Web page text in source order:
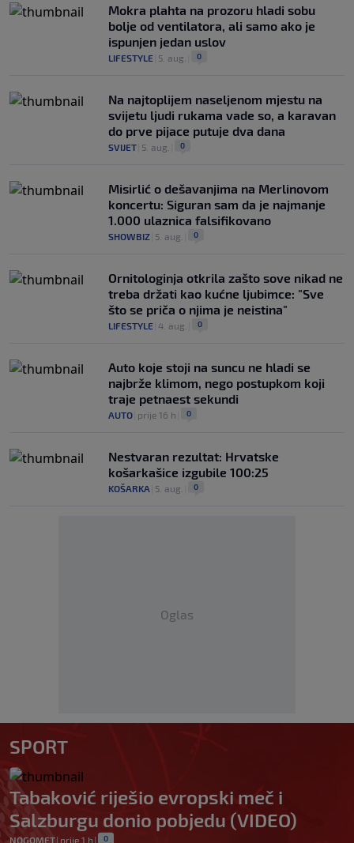
Mokra plahta na prozoru hladi sobu
bolje od ventilatora, ali samo ako je
ispunjen jedan uslov
LIFESTYLE 5. aug. 0
Na najtoplijem naseljenom mjestu na
svijetu ljudi rukama vade so, a karavan
do prve pijace putuje dva dana
SVIJET 5. aug. 0
Misirlić o dešavanjima na Merlinovom
koncertu: Siguran sam da je najmanje
1.000 ulaznica falsifikovano
SHOWBIZ 5. aug. 0
Ornitologinja otkrila zašto sove nikad ne
treba držati kao kućne ljubimce: "Sve
što se priča o njima je neistina"
LIFESTYLE 4. aug. 0
Auto koje stoji na suncu ne hladi se
najbrže klimom, nego postupkom koji
traje petnaest sekundi
AUTO prije 16 h 0
Nestvaran rezultat: Hrvatske
košarkašice izgubile 100:25
KOŠARKA 5. aug. 0
Oglas
SPORT
Tabaković riješio evropski meč i
Salzburgu donio pobjedu (VIDEO)
NOGOMET| prije 1 h | 0